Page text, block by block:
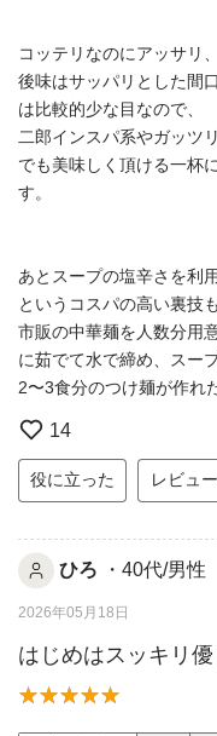
コッテリなのにアッサリ
後味はサッパリとした間
は比較的少な目なので、
二郎インスパ系やガッツ
でも美味しく頂ける一杯
す。
あとスープの塩辛さを利
というコスパの高い裏技
市販の中華麺を人数分用
に茹でて水で締め、スー
2〜3食分のつけ麺が作れ
14
役に立った レビュ
ひろ ・40代/男性
2026年05月18日
はじめはスッキリ